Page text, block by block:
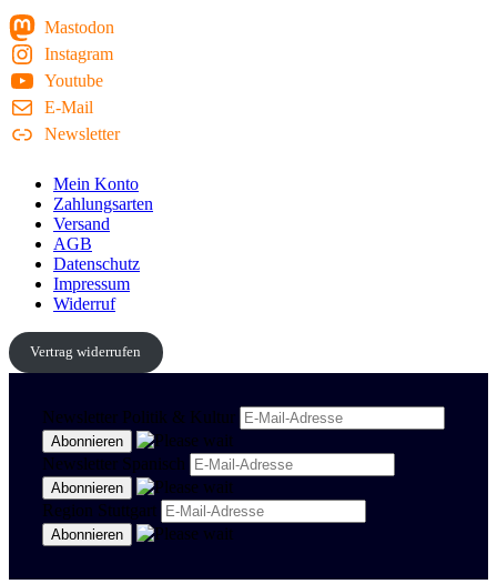
Mastodon
Instagram
Youtube
E-Mail
Newsletter
Mein Konto
Zahlungsarten
Versand
AGB
Datenschutz
Impressum
Widerruf
Vertrag widerrufen
Newsletter Politik & Kultur
Newsletter Spanisch
Region Stuttgart